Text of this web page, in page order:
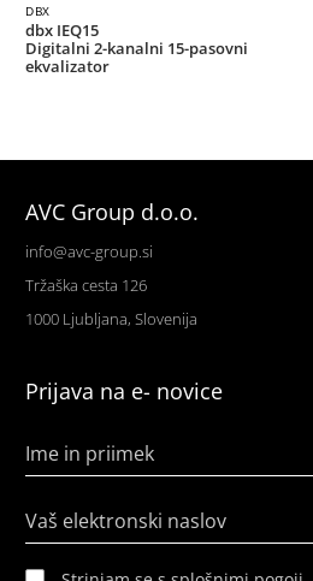
DBX
dbx IEQ15
Digitalni 2-kanalni 15-pasovni
ekvalizator
AVC Group d.o.o.
info@avc-group.si
Tržaška cesta 126
1000 Ljubljana, Slovenija
Prijava na e- novice
Ime in priimek
Vaš elektronski naslov